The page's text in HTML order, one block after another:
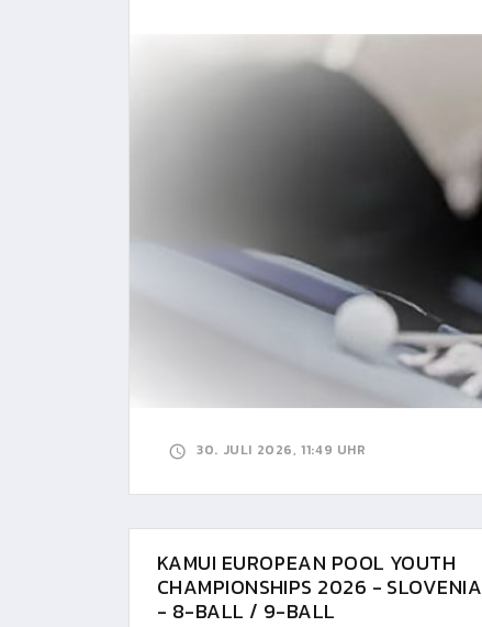
30. JULI 2026, 11:49 UHR
KAMUI EUROPEAN POOL YOUTH
CHAMPIONSHIPS 2026 - SLOVENIA
- 8-BALL / 9-BALL